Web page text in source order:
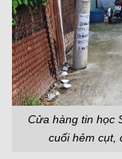
Cửa hàng tin học
cuối hẻm cụt,